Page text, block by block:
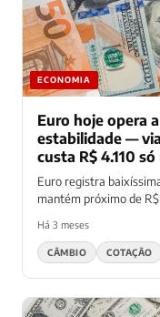
ECONOMIA
Euro hoje opera
estabilidade —
custa R$ 4.110
Euro registra
mantém próximo de
Há 3 meses
CÂMBIO COTAÇÃO